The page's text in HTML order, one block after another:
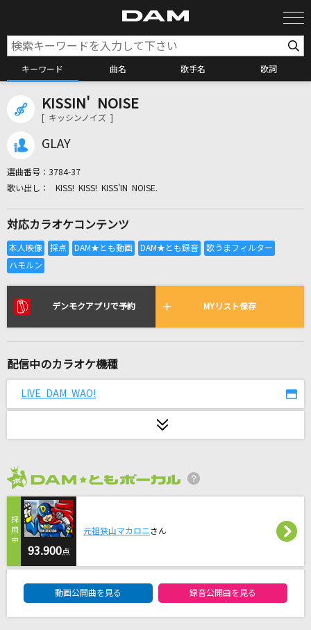
キーワード 曲名 歌手名 歌詞
カラオケ検索
全国りれき
リアルタイムで歌われている曲の一覧
[生音]栞
どこまでも ～How Far I'll Go～
屋比久知奈
かぐや(cv.夏吉ゆうこ)、月見ヤチヨ(cv.早見沙織)
[生音]ドライフラワー
TIME(B'z LIVE-GYM Pleasure '92 -TIME- Ver.)
B'z
[生音]さくらんぼ
大塚 愛
KISSIN' NOISE
[ キッシンノイズ ]
GLAY
選曲番号： 3784-37
KISS! KISS! KISS'IN NOISE.
対応カラオケコンテンツ
デンモクアプリで予約 MYリスト保存
配信中のカラオケ機種
LIVE DAM WAO!
93.900点
元祖狭山マカロニさん
動画公開曲を見る 録音公開曲を見る